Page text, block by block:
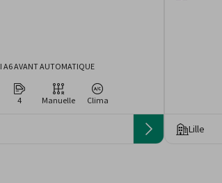
A6 AVANT AUTOMATIQUE
4 Manuelle Clima
Lille